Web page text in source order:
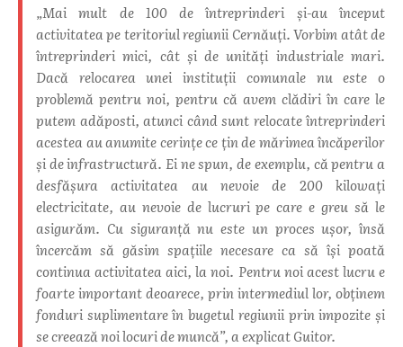
„Mai mult de 100 de întreprinderi şi-au început
activitatea pe teritoriul regiunii Cernăuţi. Vorbim atât de
întreprinderi mici, cât şi de unităţi industriale mari.
Dacă relocarea unei instituţii comunale nu este o
problemă pentru noi, pentru că avem clădiri în care le
putem adăposti, atunci când sunt relocate întreprinderi
acestea au anumite cerinţe ce ţin de mărimea încăperilor
şi de infrastructură. Ei ne spun, de exemplu, că pentru a
desfăşura activitatea au nevoie de 200 kilowaţi
electricitate, au nevoie de lucruri pe care e greu să le
asigurăm. Cu siguranţă nu este un proces uşor, însă
încercăm să găsim spaţiile necesare ca să îşi poată
continua activitatea aici, la noi. Pentru noi acest lucru e
foarte important deoarece, prin intermediul lor, obţinem
fonduri suplimentare în bugetul regiunii prin impozite şi
se creează noi locuri de muncă”,a explicat Guitor.